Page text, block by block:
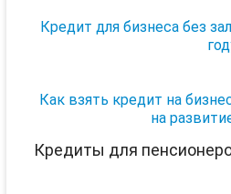
Кредит для бизнеса без
Как взять кредит на
на
Кредиты для